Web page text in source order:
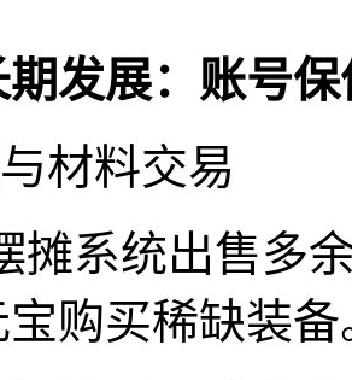
期发展：账号
材料交易
摊系统出售多
购买稀缺装备